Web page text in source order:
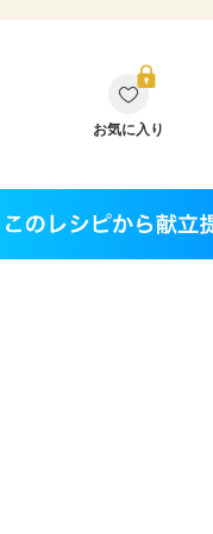
お気に入り